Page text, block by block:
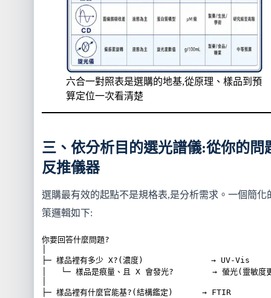
六合一對照表是選購的地基,從原理、樣品到預
算定位一次看清楚
三、依分析目的選光譜儀:從你的問
反推儀器
選購最有效的起點不是規格表,是分析需求。一個簡化
策邏輯如下:
你要回答什麼問題?
├─ 樣品裡有多少 X?(濃度)              → UV-Vis
│   └─ 樣品是痕量、且 X 會發光?        → 螢光(靈敏度
├─ 樣品裡有什麼官能基?(結構鑑定)      → FTIR